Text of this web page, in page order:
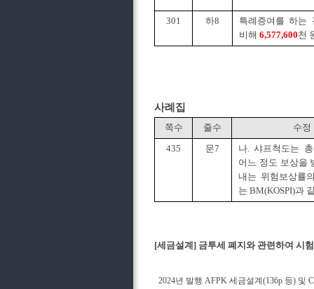
301 하8
특례증여를 하는
비해 6,577,600천
사례집
쪽수 줄수
수정
435
문7
나. 샤프척도는
어느 정도 보상을
내는 위험보상률
는 BM(KOSPI)과
[세금설계] 금투세 폐지와 관련하여 시
2024년 발행 AFPK 세금설계(136p 등) 및